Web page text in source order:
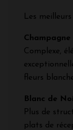
Les
Complexe,
fleurs
Blanc de
Plus de
plats de